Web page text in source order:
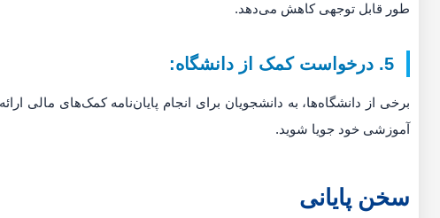
طور قابل توجهی کاهش می‌دهد.
5. درخواست کمک از دانشگاه:
برخی از دانشگاه‌ها، به دانشجویان برای انجام پایان‌نامه کمک‌های مالی
آموزشی خود جویا شوید.
سخن پایانی